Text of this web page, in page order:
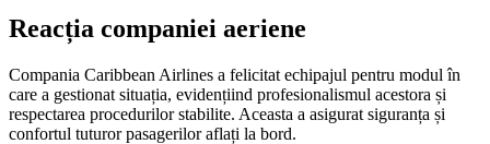
Reacția companiei aeriene
Compania Caribbean Airlines a felicitat echipajul pentru modul în
care a gestionat situația, evidențiind profesionalismul acestora și
respectarea procedurilor stabilite. Aceasta a asigurat siguranța și
confortul tuturor pasagerilor aflați la bord.